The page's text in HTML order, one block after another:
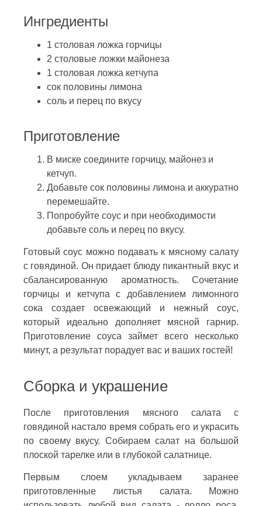
Ингредиенты
1 столовая ложка горчицы
2 столовые ложки майонеза
1 столовая ложка кетчупа
сок половины лимона
соль и перец по вкусу
Приготовление
В миске соедините горчицу, майонез и
кетчуп.
Добавьте сок половины лимона и аккуратно
перемешайте.
Попробуйте соус и при необходимости
добавьте соль и перец по вкусу.
Готовый соус можно подавать к мясному салату
с говядиной. Он придает блюду пикантный вкус и
сбалансированную ароматность. Сочетание
горчицы и кетчупа с добавлением лимонного
сока создает освежающий и нежный соус,
который идеально дополняет мясной гарнир.
Приготовление соуса займет всего несколько
минут, а результат порадует вас и ваших гостей!
Сборка и украшение
После приготовления мясного салата с
говядиной настало время собрать его и украсить
по своему вкусу. Собираем салат на большой
плоской тарелке или в глубокой салатнице.
Первым слоем укладываем заранее
приготовленные листья салата. Можно